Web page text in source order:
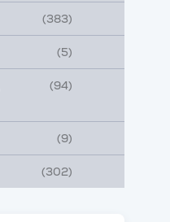
(383)
(5)
(94)
(9)
(302)